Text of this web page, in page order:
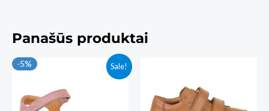
Panašūs produktai
Sale!
-5%